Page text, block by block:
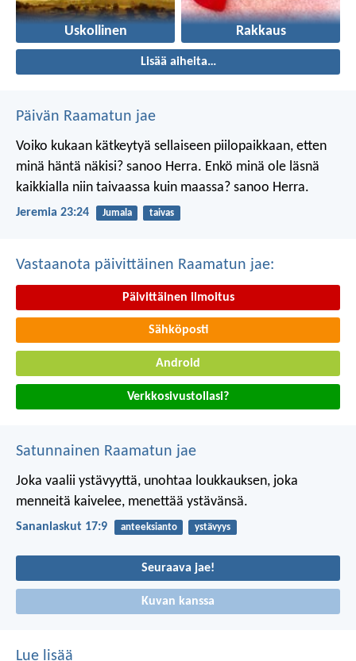
Uskollinen Rakkaus
Lisää aiheita…
Päivän Raamatun jae
Voiko kukaan kätkeytyä sellaiseen piilopaikkaan, etten
minä häntä näkisi? sanoo Herra. Enkö minä ole läsnä
kaikkialla niin taivaassa kuin maassa? sanoo Herra.
Jeremia 23:24 Jumala taivas
Vastaanota päivittäinen Raamatun jae:
Päivittäinen ilmoitus
Sähköposti
Android
Verkkosivustollasi?
Satunnainen Raamatun jae
Joka vaalii ystävyyttä, unohtaa loukkauksen, joka
menneitä kaivelee, menettää ystävänsä.
Sananlaskut 17:9 anteeksianto ystävyys
Seuraava jae!
Kuvan kanssa
Lue lisää